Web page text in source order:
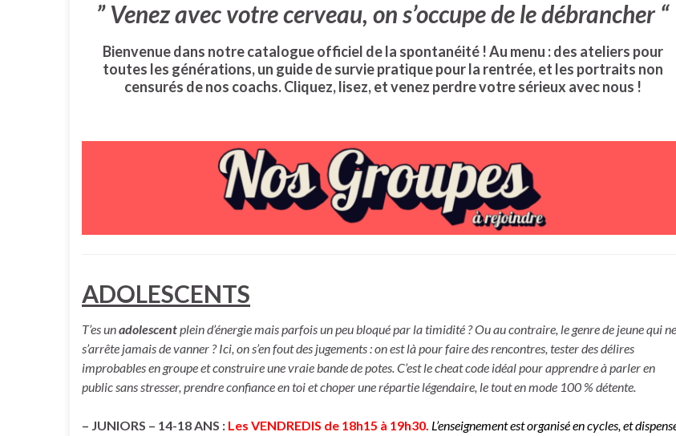
”Venez avec votre cerveau, on s’occupe de le débrancher“
Bienvenue dans notre catalogue officiel de la spontanéité ! Au menu : des ateliers pour
toutes les générations, un guide de survie pratique pour la rentrée, et les portraits non
censurés de nos coachs. Cliquez, lisez, et venez perdre votre sérieux avec nous !
ADOLESCENTS
T’es unadolescentplein d’énergie mais parfois un peu bloqué par la timidité ? Ou au contraire, le genre de jeune qui ne
s’arrête jamais de vanner ?Ici, on s’en fout des jugements : on est là pour faire des rencontres, tester des délires
improbables en groupe et construire une vraie bande de potes. C’est le cheat code idéal pour apprendre à parler en
public sans stresser, prendre confiance en toi et choper une répartie légendaire, le tout en mode 100 % détente.
– JUNIORS – 14-18 ANS : Les VENDREDIS de 18h15 à 19h30. L’enseignement est organisé en cycles, et